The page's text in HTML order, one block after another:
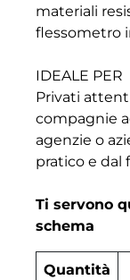
materiali
flessometro
IDEALE PER
Privati
compagnie
agenzie o
pratico e dal
Ti servono
schema
Quantità